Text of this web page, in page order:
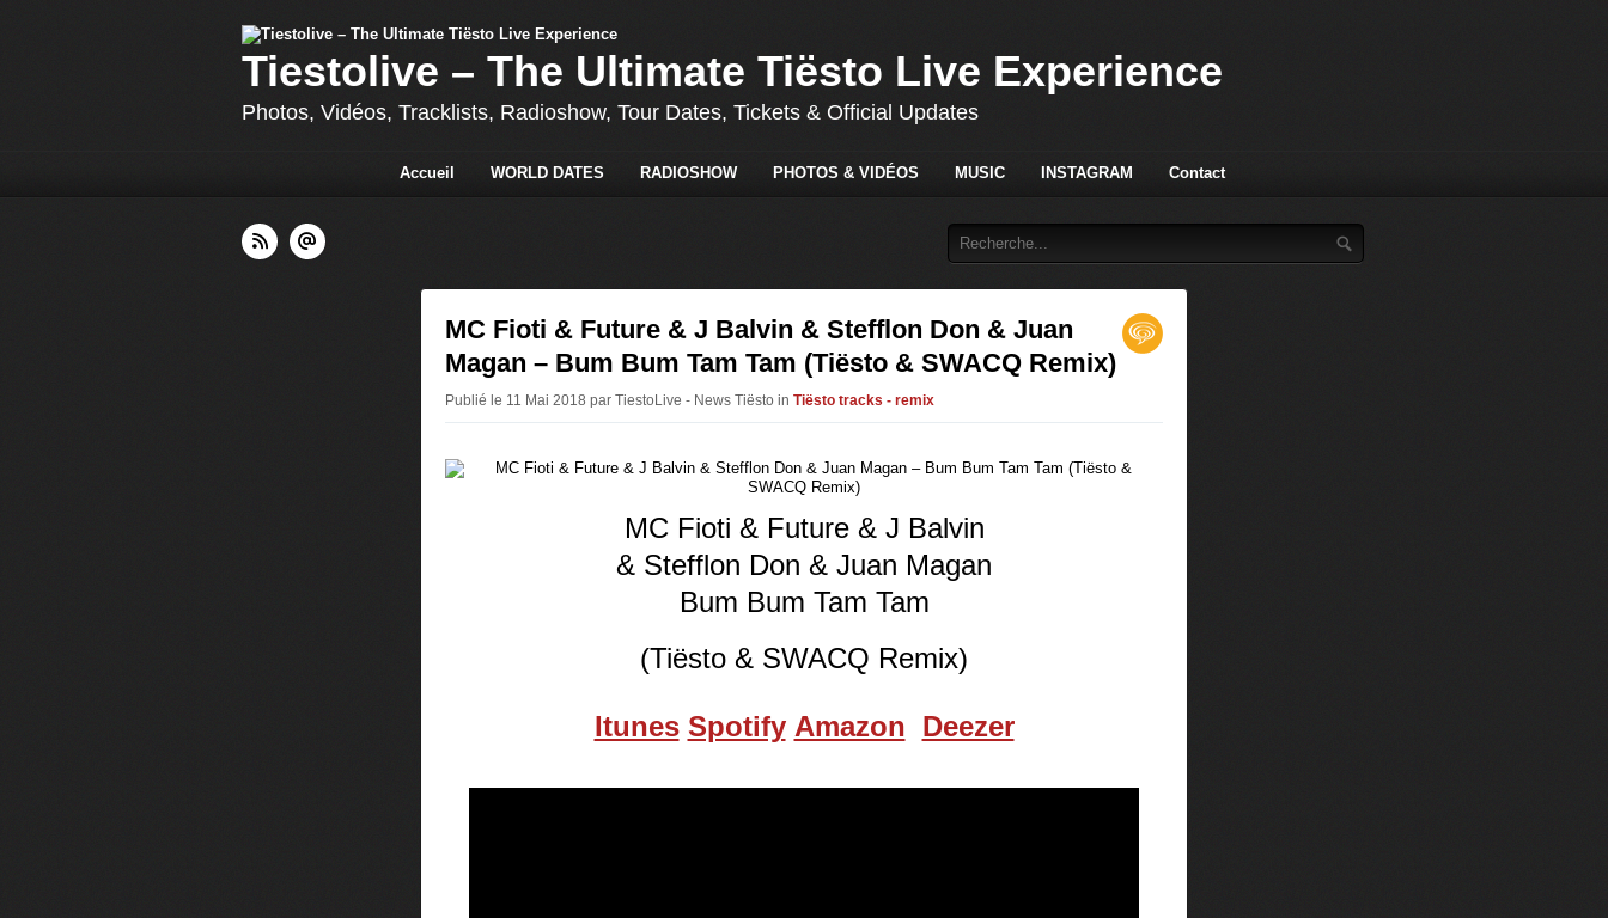
Tiestolive – The Ultimate Tiësto Live Experience
Photos, Vidéos, Tracklists, Radioshow, Tour Dates, Tickets & Official Updates
Accueil WORLD DATES RADIOSHOW PHOTOS & VIDÉOS MUSIC INSTAGRAM Contact
MC Fioti & Future & J Balvin & Stefflon Don & Juan
Magan – Bum Bum Tam Tam (Tiësto & SWACQ Remix)
Publié le 11 Mai 2018 par TiestoLive - News Tiësto in Tiësto tracks - remix
MC Fioti & Future & J Balvin
& Stefflon Don & Juan Magan
Bum Bum Tam Tam
(Tiësto & SWACQ Remix)
Itunes Spotify Amazon Deezer